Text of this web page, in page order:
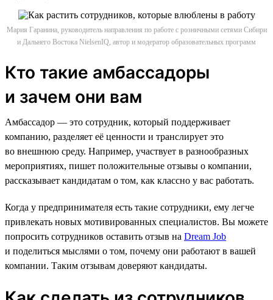
Мария Гаранина, руководитель направления по работе с розничными сетями Сибири
и Дальнего Востока NielsenIQ, автор и модератор образовательных программ
Кто такие амбассадоры
и зачем они вам
Амбассадор — это сотрудник, который поддерживает
компанию, разделяет её ценности и транслирует это
во внешнюю среду. Например, участвует в разнообразных
мероприятиях, пишет положительные отзывы о компании,
рассказывает кандидатам о том, как классно у вас работать.
Когда у предпринимателя есть такие сотрудники, ему легче
привлекать новых мотивированных специалистов. Вы можете
попросить сотрудников оставить отзыв на Dream Job
и поделиться мыслями о том, почему они работают в вашей
компании. Таким отзывам доверяют кандидаты.